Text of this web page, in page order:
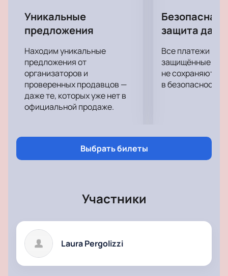
завораживающей игре на укулеле!
Ее песни занимают верхушки чартов, с ней
записывает песни Моррисси и Милен Фармер, на ее
концерты собираются тысячи людей, чьи сердца
стучат в унисон ее музыке, от этого атмосфера в
зале становится еще более невероятной. Хотите
ощутить эту энергетику на себе? Обязательно
посетите концерт Лауры Перголицци в Москве!
Уникальные
предложения
Находим уникальные
предложения от
организаторов и
проверенных продавцов —
даже те, которых уже нет в
официальной продаже.
Безопасная
защита
Все платежи
защищённые
не сохраняются
в безопасности.
Выбрать билеты
Участники
Laura Pergolizzi